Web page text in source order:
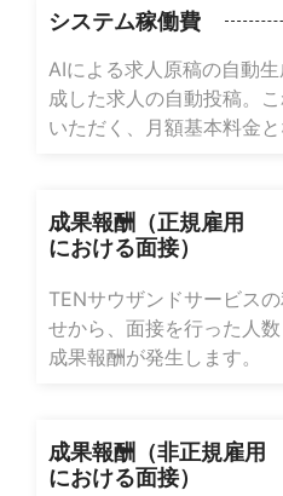
システム稼働費
AIによる求人原稿の自動
成した求人の自動投稿。
いただく、月額基本料金と
成果報酬（正規雇用
における面接）
TENサウザンドサービス
せから、面接を行った人
成果報酬が発生します。
成果報酬（非正規雇用
における面接）